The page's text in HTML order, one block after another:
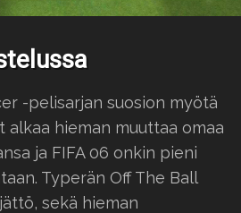
-pelisarjan suosion myötä
alkaa hieman muuttaa omaa
ja FIFA 06 onkin pieni
Typerän Off The Ball
sekä hieman